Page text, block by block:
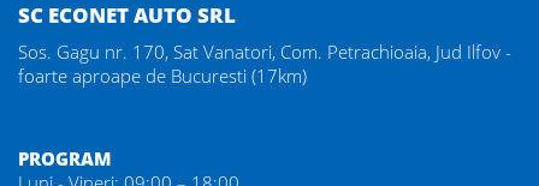
SC ECONET AUTO SRL
Sos. Gagu nr. 170, Sat Vanatori, Com. Petrachioaia, Jud Ilfov -
foarte aproape de Bucuresti (17km)
PROGRAM